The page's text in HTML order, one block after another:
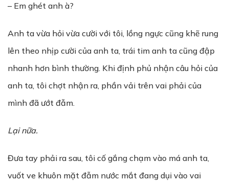
– Em ghét anh à?
Anh ta vừa hỏi vừa cười với tôi, lồng ngực cũng khẽ rung
lên theo nhịp cười của anh ta, trái tim anh ta cũng đập
nhanh hơn bình thường. Khi định phủ nhận câu hỏi của
anh ta, tôi chợt nhận ra, phần vải trên vai phải của
mình đã ướt đẫm.
Lại nữa.
Đưa tay phải ra sau, tôi cố gắng chạm vào má anh ta,
vuốt ve khuôn mặt đẫm nước mắt đang dụi vào vai